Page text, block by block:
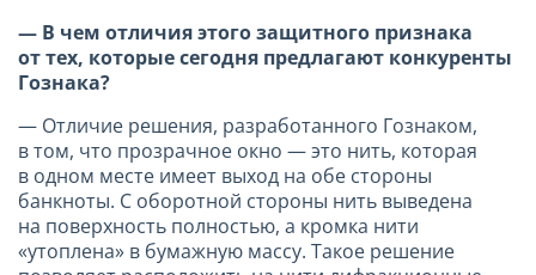
— В чем отличия этого защитного признака
от тех, которые сегодня предлагают конкуренты
Гознака?
— Отличие решения, разработанного Гознаком,
в том, что прозрачное окно — это нить, которая
в одном месте имеет выход на обе стороны
банкноты. С оборотной стороны нить выведена
на поверхность полностью, а кромка нити
«утоплена» в бумажную массу. Такое решение